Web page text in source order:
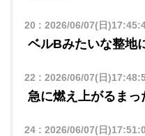
20 : 2026/06/07(日
ベルBみたいな整地
22 : 2026/06/07(日
急に燃え上がるまっ
24: 2026/06/07(日